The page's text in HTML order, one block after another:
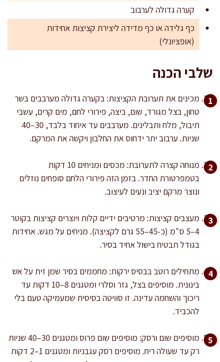
קערה גדולה לערבוב
כף גלידה או כף מדידה ליצירת קציצות אחידות
(אופציונלי)
שלבי הכנה
מכינים את תערובת הקציצות: בקערה גדולה מערבבים בשר
טחון, בצל מגורד, שום, ביצה, פירורי לחם, מים קרים, עשבי
תיבול, מלח ותבלינים. מערבבים עד איחוד בלבד, 30–40
שניות. ערבוב יתר ידחוס את החלבון ויקשה את המרקם.
מנוחה קצרה לתערובת: מכסים ומניחים 10 דקות
בטמפרטורת החדר. בזמן הזה פירורי הלחם סופחים נוזלים
ונוצר מרקם יציב ונעים לעיצוב.
מעצבים קציצות: מרטיבים ידיים קלות ויוצרים קציצות בקוטר
4–5 ס"מ (כ-45–55 גרם לקציצה). מניחים על מגש. אחידות
בגודל תבטיח בישול אחיד בסיר.
מתחילים רוטב בבסיס ירקות: מחממים בסיר שמן זית על אש
בינונית. מוסיפים בצל, גזר וסלרי ומטגנים 8–10 דקות עד
ריכוך והשחמה עדינה. זו סוויטה בסיסית שמעמיקה טעם בלי
להכביד.
מוסיפים שום ורסק: מוסיפים שום פרוס ומטגנים 30–40 שניות
רק עד שעולה ריח. מוסיפים רסק עגבניות ומטגנים 1–2 דקות